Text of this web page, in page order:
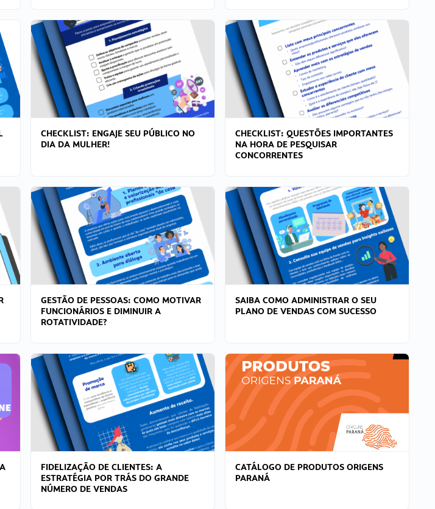
CHECKLIST: ENGAJE SEU PÚBLICO NO
DIA DA MULHER!
CHECKLIST: QUESTÕES IMPORTANTES
NA HORA DE PESQUISAR
CONCORRENTES
GESTÃO DE PESSOAS: COMO MOTIVAR
FUNCIONÁRIOS E DIMINUIR A
ROTATIVIDADE?
SAIBA COMO ADMINISTRAR O SEU
PLANO DE VENDAS COM SUCESSO
FIDELIZAÇÃO DE CLIENTES: A
ESTRATÉGIA POR TRÁS DO GRANDE
NÚMERO DE VENDAS
CATÁLOGO DE PRODUTOS ORIGENS
PARANÁ